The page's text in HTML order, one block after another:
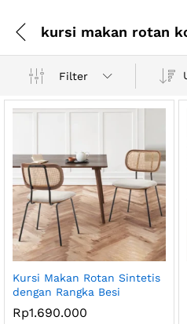
Filter
Kursi Makan Rotan Sintetis
dengan Rangka Besi
Rp1.690.000